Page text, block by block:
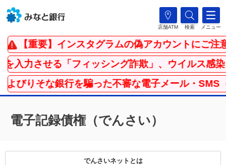
店舗ATM 検索 メニュー
【重要】インスタグラムの偽アカウントにご注意
力させる「フィッシング詐欺」、ウイルス感染
りそな銀行を騙った不審な電子メール・SMS（
電子記録債権（でんさい）
でんさいネットとは